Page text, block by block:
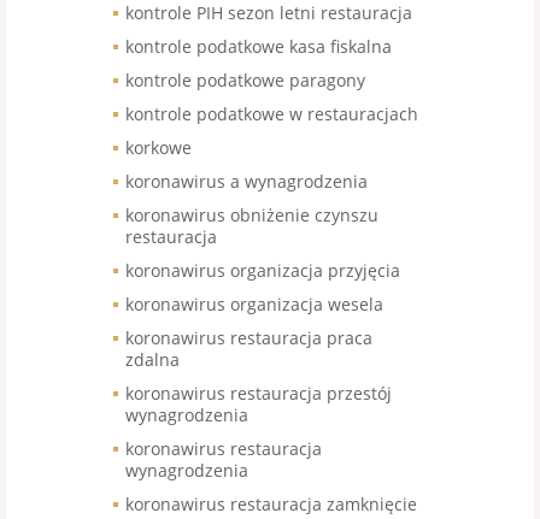
kontrole PIH sezon letni restauracja
kontrole podatkowe kasa fiskalna
kontrole podatkowe paragony
kontrole podatkowe w restauracjach
korkowe
koronawirus a wynagrodzenia
koronawirus obniżenie czynszu
restauracja
koronawirus organizacja przyjęcia
koronawirus organizacja wesela
koronawirus restauracja praca
zdalna
koronawirus restauracja przestój
wynagrodzenia
koronawirus restauracja
wynagrodzenia
koronawirus restauracja zamknięcie